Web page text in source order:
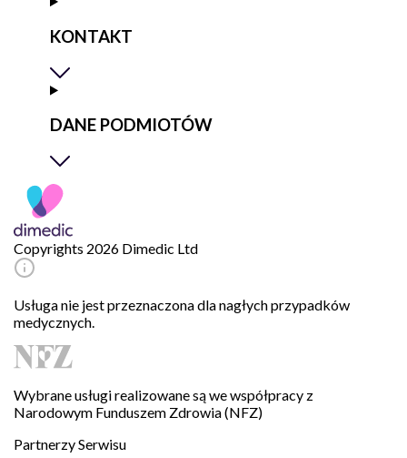
KONTAKT
DANE PODMIOTÓW
Copyrights 2026 Dimedic Ltd
Usługa nie jest przeznaczona dla nagłych przypadków
medycznych.
Wybrane usługi realizowane są we współpracy z
Narodowym Funduszem Zdrowia (NFZ)
Partnerzy Serwisu